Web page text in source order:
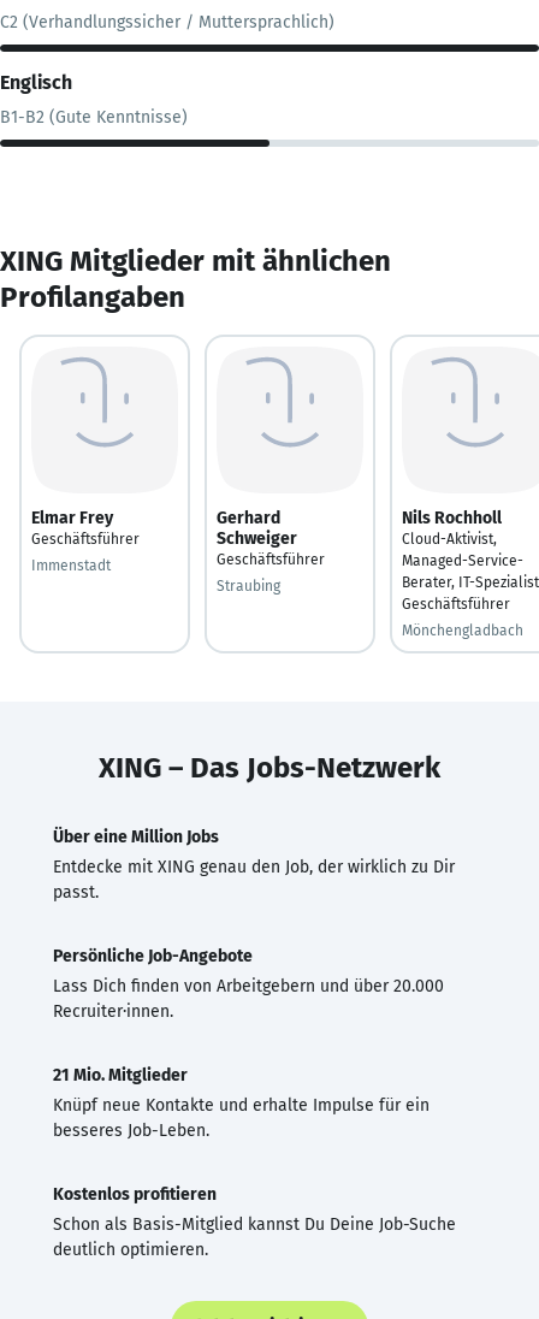
C2 (Verhandlungssicher / Muttersprachlich)
Englisch
B1-B2 (Gute Kenntnisse)
XING Mitglieder mit ähnlichen
Profilangaben
Elmar Frey
Geschäftsführer
Immenstadt
Gerhard
Schweiger
Geschäftsführer
Straubing
Nils Rochholl
Cloud-Aktivist,
Managed-Service-
Berater, IT-
Geschäftsführer
Mönchengladbach
XING – Das Jobs-Netzwerk
Über eine Million Jobs
Entdecke mit XING genau den Job, der wirklich zu Dir
passt.
Persönliche Job-Angebote
Lass Dich finden von Arbeitgebern und über 20.000
Recruiter·innen.
21 Mio. Mitglieder
Knüpf neue Kontakte und erhalte Impulse für ein
besseres Job-Leben.
Kostenlos profitieren
Schon als Basis-Mitglied kannst Du Deine Job-Suche
deutlich optimieren.